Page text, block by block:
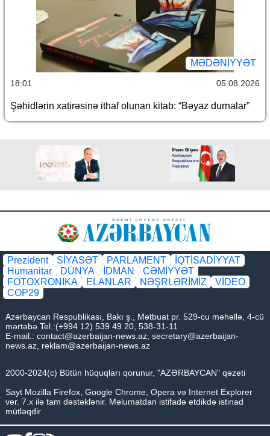
MƏDƏNIYYƏT
18:01 05.08.2026
Şəhidlərin xatirəsinə ithaf olunan kitab: “Bəyaz durnalar”
Prezident SİYASƏT PARLAMENT
İQTİSADİYYAT
Humanitar
DÜNYA İDMAN
CƏMİYYƏT
FOTOXRONIKA
ELANLAR NƏŞRLƏRİMİZ
VİDEO
COP29
Azərbaycan Respublikası, Bakı ş., Mətbuat pr. 529-cu məhəllə, 4-cü
mərtəbə Tel.:(+994 12) 539 49 20, 538-31-11
E-mail.: contact@azerbaijan-news.az; secretary@azerbaijan-
news.az, reklam@azerbaijan-news.az
2000-2024(c) Bütün hüquqları qorunur, "AZƏRBAYCAN" qəzeti
Sayt Mozilla Firefox, Google Chrome, Opera və Internet Explorer
ver. 7.x ilə tam dəstəklənir. Məlumatdan istifadə etdikdə istinad
mütləqdir